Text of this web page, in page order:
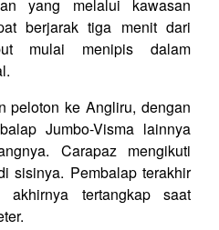
yang melalui kawasan
berjarak tiga menit dari
mulai menipis dalam
peloton ke Angliru, dengan
Jumbo-Visma lainnya
Carapaz mengikuti
sisinya. Pembalap terakhir
tertangkap saat